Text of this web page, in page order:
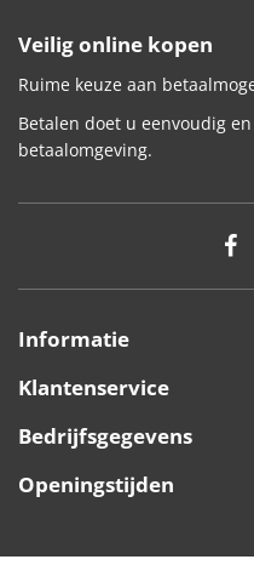
Veilig online kopen
Ruime keuze aan
Betalen doet u eenvoudig
betaalomgeving.
Informatie
Klantenservice
Bedrijfsgegevens
Openingstijden